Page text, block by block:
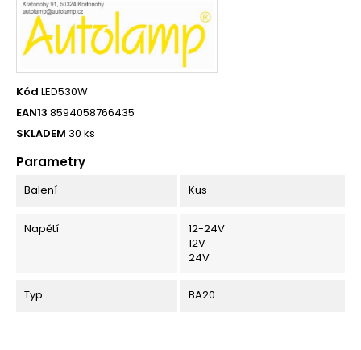
Kód LED530W
EAN13 8594058766435
SKLADEM 30 ks
Parametry
Balení Kus
Napětí
12-24V
12V
24V
Typ BA20